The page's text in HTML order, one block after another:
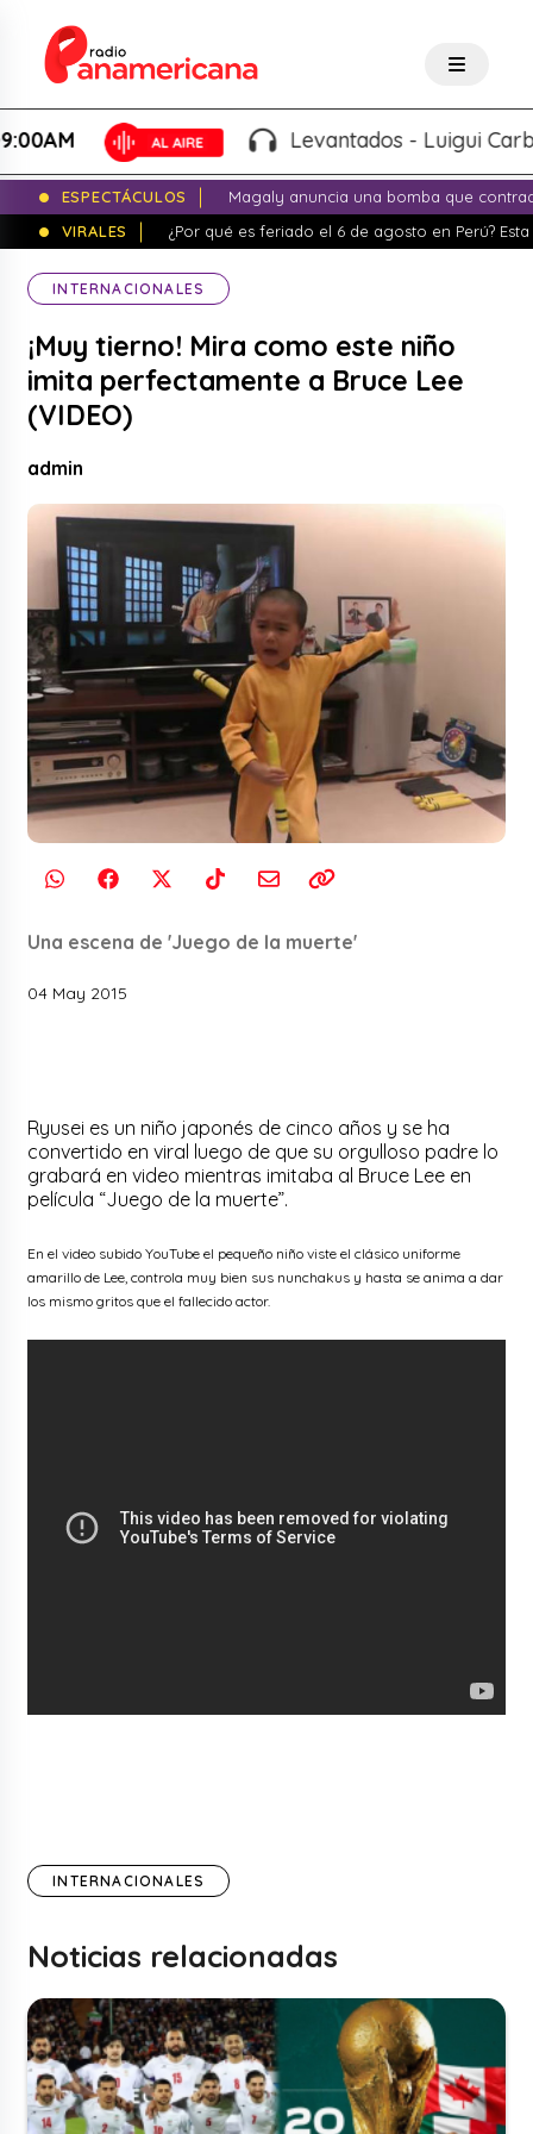
Levantados - Luigui Carbajal
ESPECTÁCULOS
Magaly anuncia una bomba que
VIRALES
¿Por qué es feriado el 6 de agosto en Perú?
INTERNACIONALES
¡Muy tierno! Mira como este niño
imita perfectamente a Bruce Lee
(VIDEO)
admin
Una escena de 'Juego de la muerte'
04 May 2015
Ryusei es un niño japonés de cinco años y se ha
convertido en viral luego de que su orgulloso padre lo
grabará en video mientras imitaba al Bruce Lee en
película “Juego de la muerte”.
En el video subido YouTube el pequeño niño viste el clásico uniforme
amarillo de Lee, controla muy bien sus nunchakus y hasta se anima a dar
los mismo gritos que el fallecido actor.
INTERNACIONALES
Noticias relacionadas